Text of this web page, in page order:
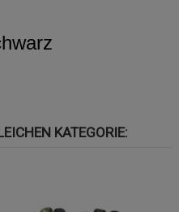
KATEGORIE: